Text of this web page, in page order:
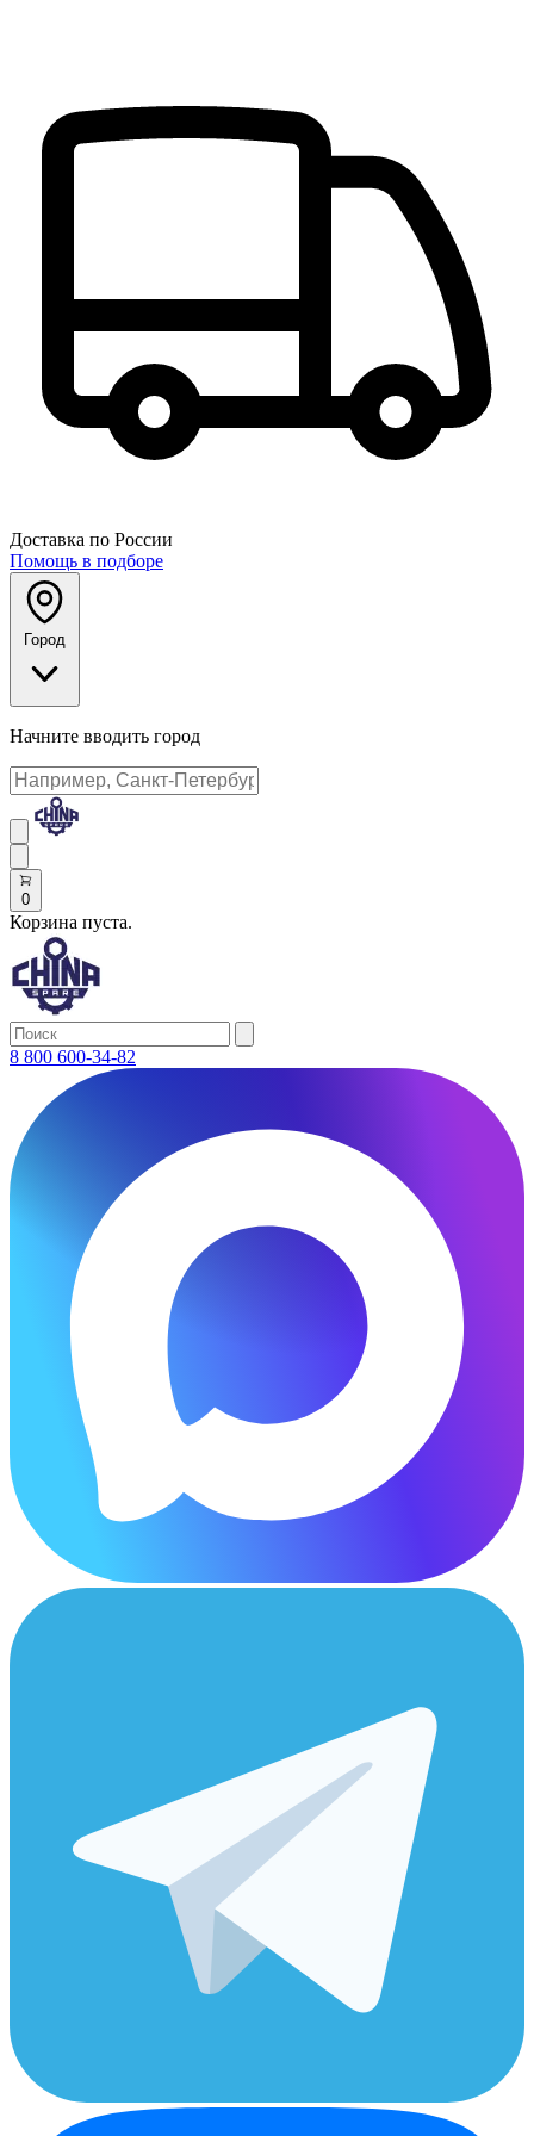
Доставка по России
Помощь в подборе
Город
Начните вводить город
0
Корзина пуста.
8 800 600-34-82